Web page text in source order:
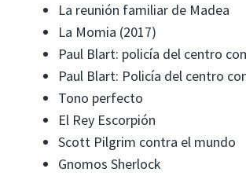
La reunión familiar de Madea
La Momia (2017)
Paul Blart: policía del centro
Paul Blart: Policía del centro
Tono perfecto
El Rey Escorpión
Scott Pilgrim contra el mundo
Gnomos Sherlock